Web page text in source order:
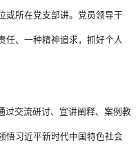
或所在党支部讲。党员领导干
任、一种精神追求，抓好个人
过交流研讨、宣讲阐释、案例教
悟习近平新时代中国特色社会